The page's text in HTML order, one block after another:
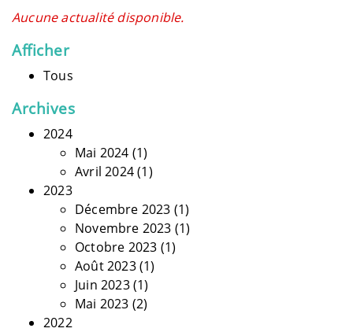
Aucune actualité disponible.
Afficher
Tous
Archives
2024
Mai 2024 (1)
Avril 2024(1)
2023
Décembre 2023 (1)
Novembre 2023 (1)
Octobre 2023 (1)
Août 2023(1)
Juin 2023(1)
Mai 2023 (2)
2022